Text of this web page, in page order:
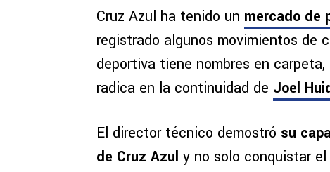
Cruz Azul ha tenido un mercado de
registrado algunos movimientos de
deportiva tiene nombres en
radica en la continuidad de Joel
El director técnico demostró su
de Cruz Azul y no solo conquistar